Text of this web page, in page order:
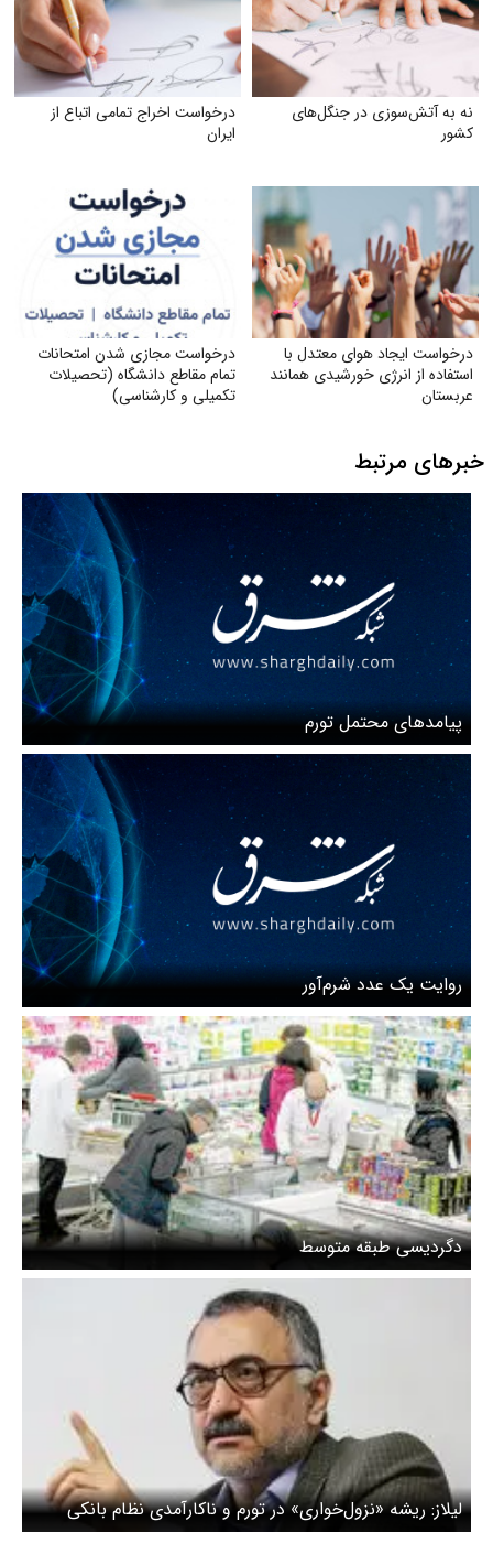
نه به آتش‌سوزی در جنگل‌های
کشور
درخواست اخراج تمامی اتباع از
ایران
درخواست ایجاد هوای معتدل با
استفاده از انرژی خورشیدی همانند
عربستان
درخواست مجازی شدن امتحانات
تمام مقاطع دانشگاه (تحصیلات
تکمیلی و کارشناسی)
خبرهای مرتبط
پیامدهای محتمل تورم
روایت یک عدد شرم‌آور
دگردیسی طبقه متوسط
لیلاز: ریشه «نزول‌خواری» در تورم و ناکارآمدی نظام بانکی
است